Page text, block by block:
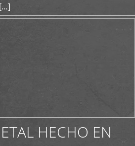
HECHO EN